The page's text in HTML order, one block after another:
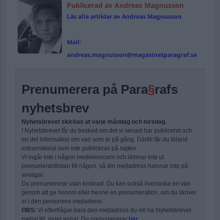
Publicerad av Andreas Magnusson
Läs alla artiklar av Andreas Magnusson
Mail:
andreas.magnusson@magasinetparagraf.se
Prenumerera på Para§rafs
nyhetsbrev
Nyhetsbrevet skickas ut varje måndag och torsdag.
I Nyhetsbrevet får du besked om det vi senast har publicerat och
en del information om vad som är på gång. Därtill får du ibland
extramaterial som inte publiceras på sajten.
Vi ingår inte i någon mediekoncern och lämnar inte ut
prenumerantlistan till någon, så din mejladress hamnar inte på
avvägar.
Du prenumererar utan kostnad. Du kan också överraska en vän
genom att ge honom eller henne en prenumeration, om du skriver
in i den personens mejladress.
OBS: Vi efterfrågar bara den mejladress du vill ha Nyhetsbrevet